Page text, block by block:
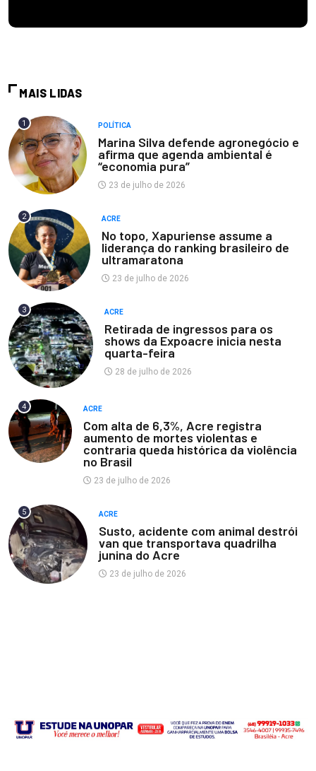
MAIS LIDAS
1 POLÍTICA
Marina Silva defende agronegócio e
afirma que agenda ambiental é
“economia pura”
23 de julho de 2026
2 ACRE
No topo, Xapuriense assume a
liderança do ranking brasileiro de
ultramaratona
23 de julho de 2026
3 ACRE
Retirada de ingressos para os
shows da Expoacre inicia nesta
quarta-feira
28 de julho de 2026
4 ACRE
Com alta de 6,3%, Acre registra
aumento de mortes violentas e
contraria queda histórica da violência
no Brasil
23 de julho de 2026
5 ACRE
Susto, acidente com animal destrói
van que transportava quadrilha
junina do Acre
23 de julho de 2026